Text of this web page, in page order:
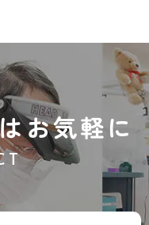
お気軽に